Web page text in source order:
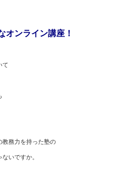
オンライン講座！
て
教務力を持った塾の
いですか。